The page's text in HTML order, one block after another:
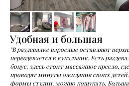
Удобная и большая
"В раздевалке взрослые оставляют
переодевается в купальник. Есть
бонус: здесь стоит массажное кресло,
проводят минуты ожидания своих
формы студии, можно пощупать.